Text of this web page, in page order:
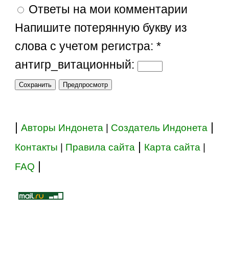
Ответы на мои комментарии
Напишите потерянную букву из
слова с учетом регистра:*
антигр_витационный:
|Авторы Индонета Создатель Индонета
Контакты Правила сайта Карта сайта
FAQ